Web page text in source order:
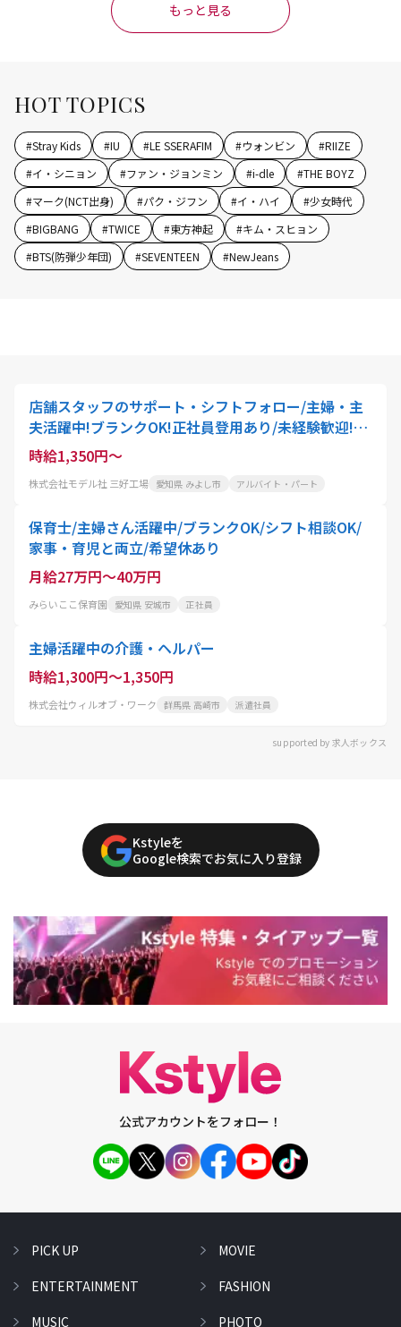
もっと見る
HOT TOPICS
#Stray Kids #IU #LE SSERAFIM #ウォンビン #RIIZE
#イ・シニョン #ファン・ジョンミン #i-dle #THE BOYZ
#マーク(NCT出身) #パク・ジフン #イ・ハイ #少女時代
#BIGBANG #TWICE #東方神起 #キム・スヒョン
#BTS(防弾少年団) #SEVENTEEN #NewJeans
店舗スタッフのサポート・シフトフォロー/主婦・主
夫活躍中!ブランクOK!正社員登用あり/未経験歓迎!ク
リーニング代50%OFF
時給1,350円～
株式会社モデル社 三好工場 愛知県 みよし市 アルバイト・パート
保育士/主婦さん活躍中/ブランクOK/シフト相談OK/
家事・育児と両立/希望休あり
月給27万円～40万円
みらいここ保育園 愛知県 安城市 正社員
主婦活躍中の介護・ヘルパー
時給1,300円～1,350円
株式会社ウィルオブ・ワーク 群馬県 高崎市 派遣社員
supported by 求人ボックス
Kstyleを
Google検索でお気に入り登録
公式アカウントをフォロー！
PICK UP
ENTERTAINMENT
MUSIC
MOVIE
FASHION
PHOTO